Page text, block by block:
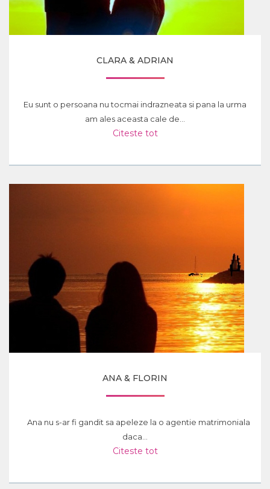
CLARA & ADRIAN
Eu sunt o persoana nu tocmai indrazneata si pana la urma
am ales aceasta cale de...
Citeste tot
ANA & FLORIN
Ana nu s-ar fi gandit sa apeleze la o agentie matrimoniala
daca...
Citeste tot